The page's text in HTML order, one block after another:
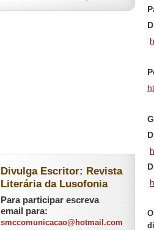
Divulga Escritor: Revista
Literária da Lusofonia
Para participar escreva
email para:
smccomunicacao@hotmail.com